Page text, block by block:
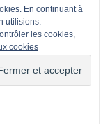
En continuant à
utilisions.
les cookies,
cookies